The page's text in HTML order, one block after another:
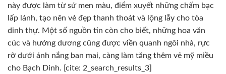
này được làm từ sứ men màu, điểm xuyết những chấm bạc
lấp lánh, tạo nên vẻ đẹp thanh thoát và lộng lẫy cho tòa
dinh thự. Một số nguồn tin còn cho biết, những hoa văn
cúc và hướng dương cũng được viền quanh ngôi nhà, rực
rỡ dưới ánh nắng ban mai, càng làm tăng thêm vẻ mỹ miều
cho Bạch Dinh. [cite: 2_search_results_3]